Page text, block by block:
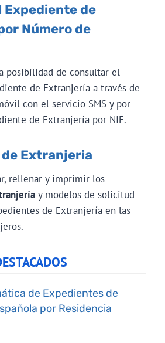
Expediente de
Número de
posibilidad de consultar el
de Extranjería a través de
con el servicio SMS y por
de Extranjería por NIE.
Extranjeria
rellenar y imprimir los
y modelos de solicitud
de Extranjería en las
de Expedientes de
por Residencia